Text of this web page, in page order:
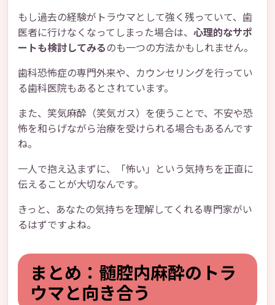
もし過去の経験がトラウマとして強く残っていて、歯
医者に行けなくなってしまった場合は、 心理的なサポ
ートも検討してみるのも一つの方法かもしれません。
歯科恐怖症の専門外来や、カウンセリングを行ってい
る歯科医院もあるとされています。
また、笑気麻酔（笑気ガス）を使うことで、不安や恐
怖を和らげながら治療を受けられる場合もあるんです
ね。
一人で抱え込まずに、「怖い」という気持ちを正直に
伝えることが大切なんです。
きっと、あなたの気持ちを理解してくれる専門家がい
るはずですよね。
まとめ：髄腔内麻酔のトラ
ウマと向き合う